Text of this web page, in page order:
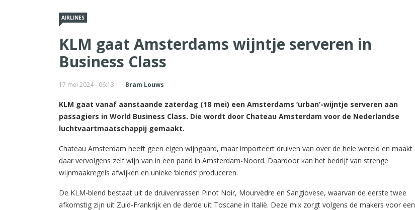
AIRLINES
KLM gaat Amsterdams wijntje serveren in
Business Class
17 mei 2024 - 06:13 Bram Louws
KLM gaat vanaf aanstaande zaterdag (18 mei) een Amsterdams ‘urban’-wijntje serveren aan
passagiers in World Business Class. Die wordt door Chateau Amsterdam voor de Nederlandse
luchtvaartmaatschappij gemaakt.
Chateau Amsterdam heeft geen eigen wijngaard, maar importeert druiven van over de hele wereld en maakt
daar vervolgens zelf wijn van in een pand in Amsterdam-Noord. Daardoor kan het bedrijf van strenge
wijnmaakregels afwijken en unieke ‘blends’ produceren.
De KLM-blend bestaat uit de druivenrassen Pinot Noir, Mourvèdre en Sangiovese, waarvan de eerste twee
afkomstig zijn uit Zuid-Frankrijk en de derde uit Toscane in Italië. Deze mix zorgt volgens de makers voor een